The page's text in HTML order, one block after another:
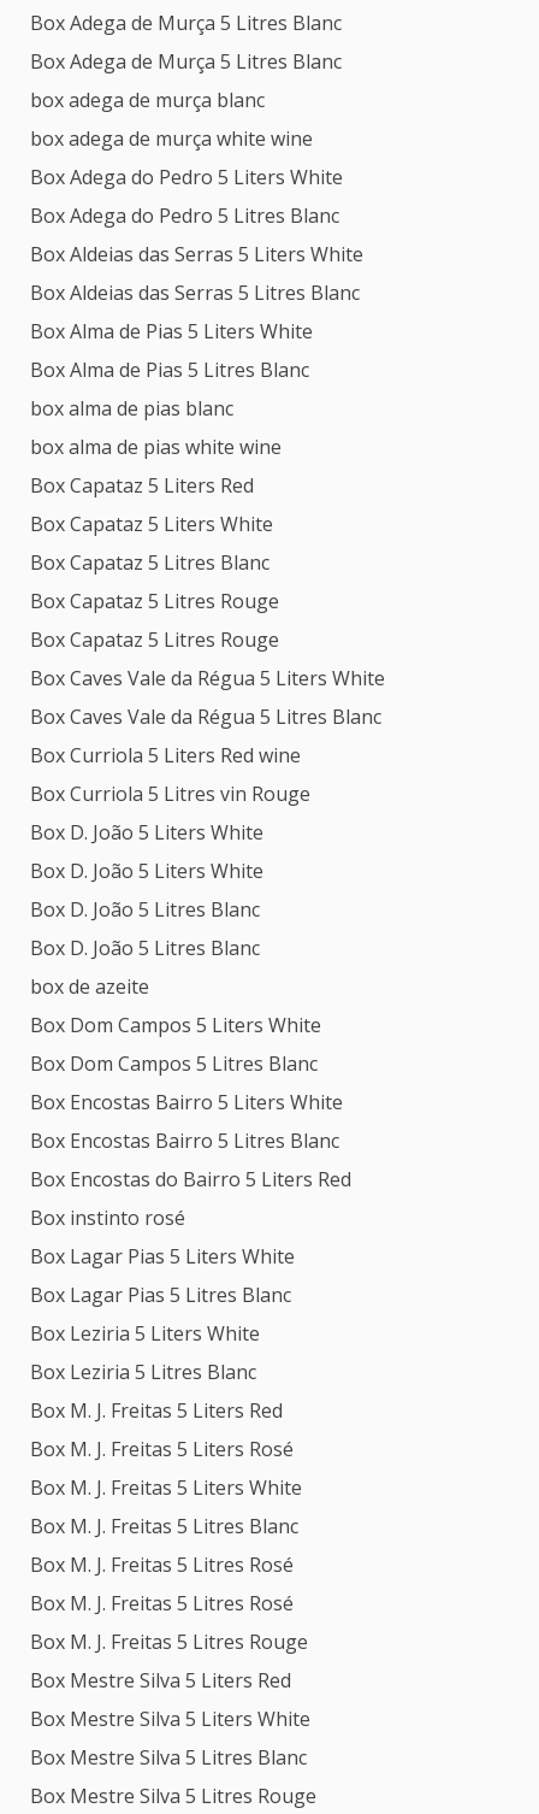
Box Adega de Murça 5 Litres Blanc
Box Adega de Murça 5 Litres Blanc
box adega de murça blanc
box adega de murça white wine
Box Adega do Pedro 5 Liters White
Box Adega do Pedro 5 Litres Blanc
Box Aldeias das Serras 5 Liters White
Box Aldeias das Serras 5 Litres Blanc
Box Alma de Pias 5 Liters White
Box Alma de Pias 5 Litres Blanc
box alma de pias blanc
box alma de pias white wine
Box Capataz 5 Liters Red
Box Capataz 5 Liters White
Box Capataz 5 Litres Blanc
Box Capataz 5 Litres Rouge
Box Capataz 5 Litres Rouge
Box Caves Vale da Régua 5 Liters White
Box Caves Vale da Régua 5 Litres Blanc
Box Curriola 5 Liters Red wine
Box Curriola 5 Litres vin Rouge
Box D. João 5 Liters White
Box D. João 5 Liters White
Box D. João 5 Litres Blanc
Box D. João 5 Litres Blanc
box de azeite
Box Dom Campos 5 Liters White
Box Dom Campos 5 Litres Blanc
Box Encostas Bairro 5 Liters White
Box Encostas Bairro 5 Litres Blanc
Box Encostas do Bairro 5 Liters Red
Box instinto rosé
Box Lagar Pias 5 Liters White
Box Lagar Pias 5 Litres Blanc
Box Leziria 5 Liters White
Box Leziria 5 Litres Blanc
Box M. J. Freitas 5 Liters Red
Box M. J. Freitas 5 Liters Rosé
Box M. J. Freitas 5 Liters White
Box M. J. Freitas 5 Litres Blanc
Box M. J. Freitas 5 Litres Rosé
Box M. J. Freitas 5 Litres Rosé
Box M. J. Freitas 5 Litres Rouge
Box Mestre Silva 5 Liters Red
Box Mestre Silva 5 Liters White
Box Mestre Silva 5 Litres Blanc
Box Mestre Silva 5 Litres Rouge